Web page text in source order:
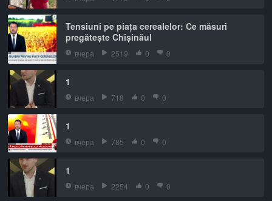
Tensiuni pe piața cerealelor: Ce măsuri
pregătește Chișinăul
вчера 2519 0 0
1
вчера 718 0 0
1
вчера 785 0 0
1
вчера 2254 0 0